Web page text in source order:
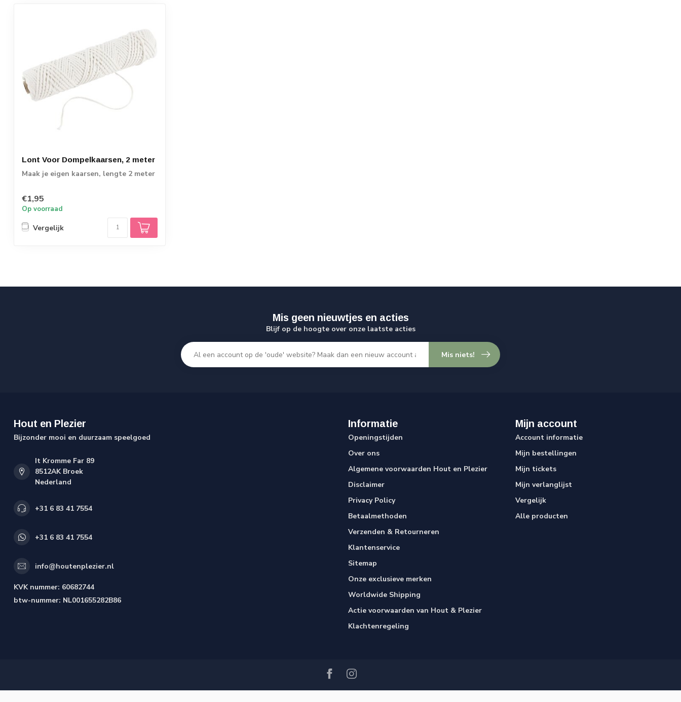
Lont Voor Dompelkaarsen, 2 meter
Maak je eigen kaarsen, lengte 2 meter
€1,95
Op voorraad
Vergelijk
Mis geen nieuwtjes en acties
Blijf op de hoogte over onze laatste acties
Mis niets!
Hout en Plezier
Bijzonder mooi en duurzaam speelgoed
It Kromme Far 89
8512AK Broek
Nederland
+31 6 83 41 7554
+31 6 83 41 7554
info@houtenplezier.nl
KVK nummer: 60682744
btw-nummer: NL001655282B86
Informatie
Openingstijden
Over ons
Algemene voorwaarden Hout en Plezier
Disclaimer
Privacy Policy
Betaalmethoden
Verzenden & Retourneren
Klantenservice
Sitemap
Onze exclusieve merken
Worldwide Shipping
Actie voorwaarden van Hout & Plezier
Klachtenregeling
Mijn account
Account informatie
Mijn bestellingen
Mijn tickets
Mijn verlanglijst
Vergelijk
Alle producten